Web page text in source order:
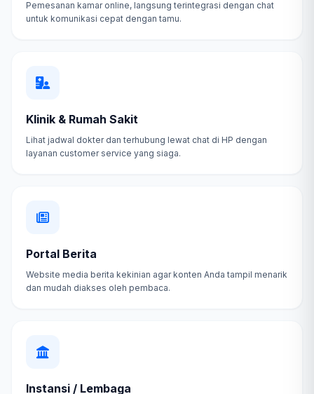
Pemesanan kamar online, langsung terintegrasi dengan chat
untuk komunikasi cepat dengan tamu.
Klinik & Rumah Sakit
Lihat jadwal dokter dan terhubung lewat chat di HP dengan
layanan customer service yang siaga.
Portal Berita
Website media berita kekinian agar konten Anda tampil menarik
dan mudah diakses oleh pembaca.
Instansi / Lembaga